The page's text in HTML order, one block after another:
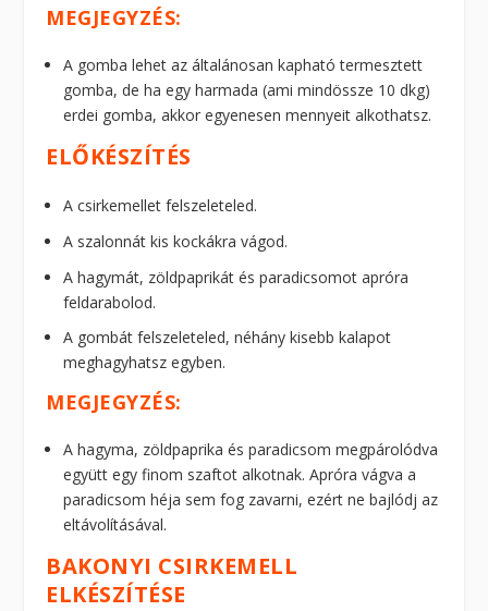
MEGJEGYZÉS:
A gomba lehet az általánosan kapható termesztett
gomba, de ha egy harmada (ami mindössze 10 dkg)
erdei gomba, akkor egyenesen mennyeit alkothatsz.
ELŐKÉSZÍTÉS
A csirkemellet felszeleteled.
A szalonnát kis kockákra vágod.
A hagymát, zöldpaprikát és paradicsomot apróra
feldarabolod.
A gombát felszeleteled, néhány kisebb kalapot
meghagyhatsz egyben.
MEGJEGYZÉS:
A hagyma, zöldpaprika és paradicsom megpárolódva
együtt egy finom szaftot alkotnak. Apróra vágva a
paradicsom héja sem fog zavarni, ezért ne bajlódj az
eltávolításával.
BAKONYI CSIRKEMELL
ELKÉSZÍTÉSE